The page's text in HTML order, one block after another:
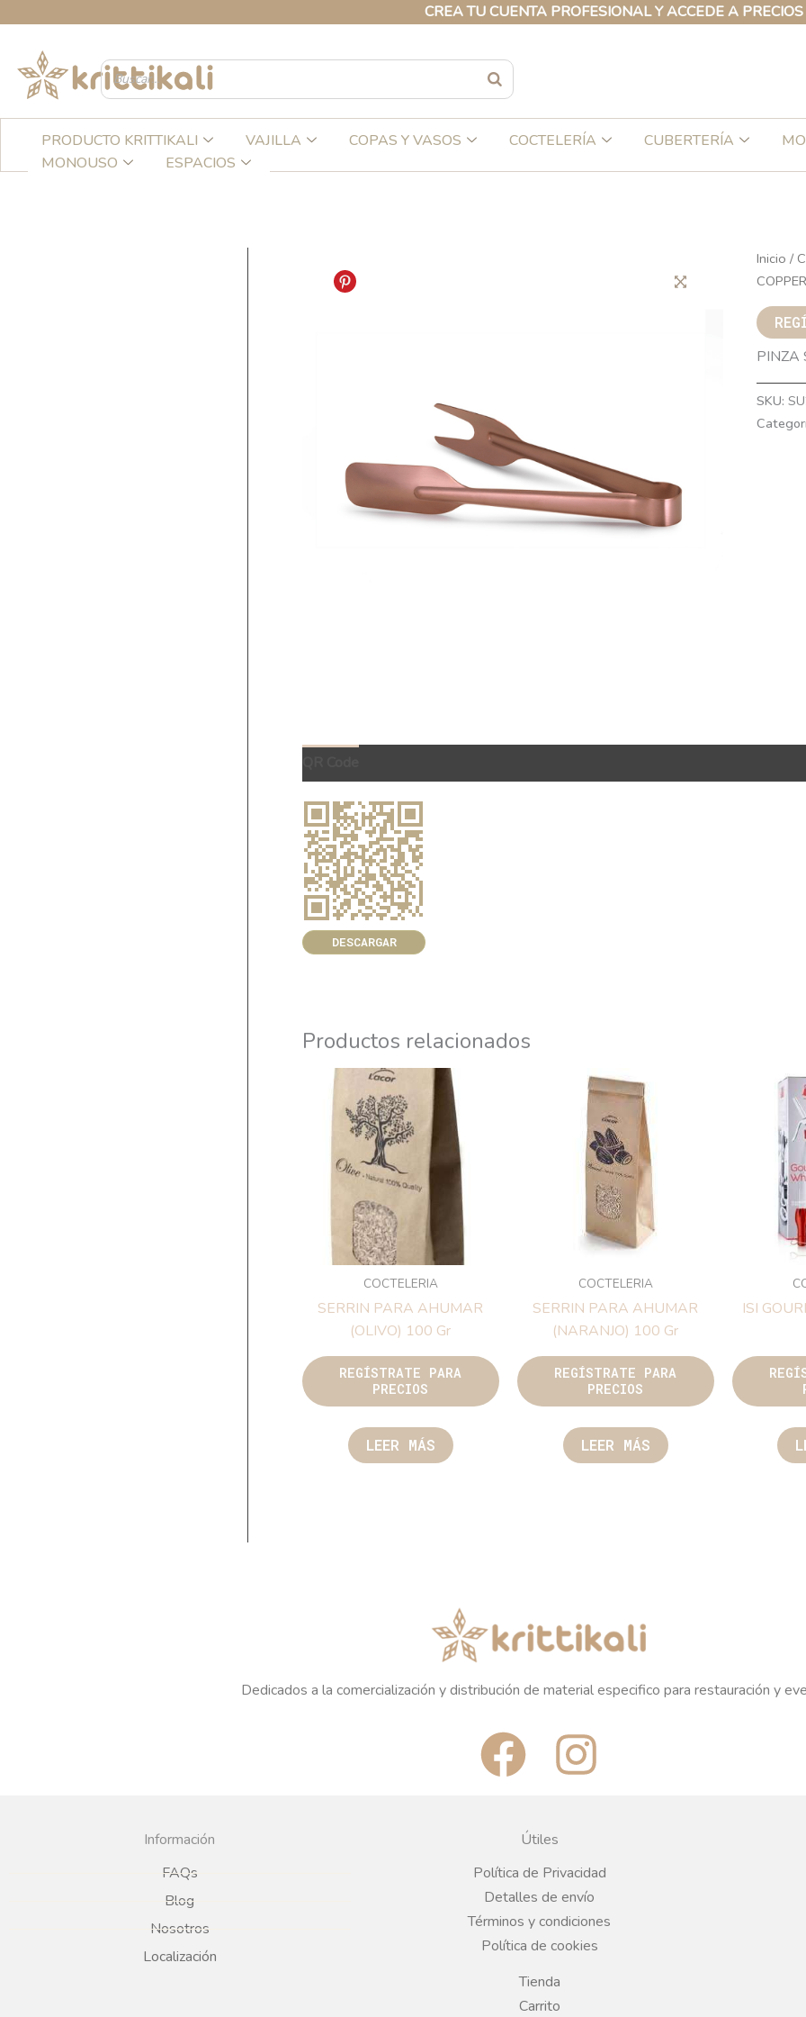
CREA TU CUENTA PROFESIONAL Y ACCEDE A PRECIOS
contenido
PRODUCTO KRITTIKALI VAJILLA COPAS Y VASOS COCTELERÍA CUBERTERÍA
MONOUSO
ESPACIOS
Inicio /
PINZA
SKU:
DESCARGAR
Productos relacionados
COCTELERIA
SERRIN PARA AHUMAR
(OLIVO) 100 Gr
REGÍSTRATE PARA
PRECIOS
LEER MÁS
COCTELERIA
SERRIN PARA AHUMAR
(NARANJO) 100 Gr
REGÍSTRATE PARA
PRECIOS
LEER MÁS
ISI
Dedicados a la comercialización y distribución de material especifico para restauración y
F
a
c
e
b
o
I
n
t
a
Información
FAQs
Blog
Nosotros
Localización
Útiles
Política de Privacidad
Detalles de envío
Términos y condiciones
Política de cookies
Tienda
Carrito